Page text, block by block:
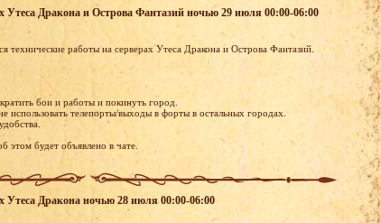
Утеса Дракона и Острова Фантазий ночью 29 июля 00:00-06:00
технические работы на серверах Утеса Дракона и Острова Фантазий.
бои и работы и покинуть город.
использовать телепорты/выходы в форты в остальных городах.
этом будет объявлено в чате.
Утеса Дракона ночью 28 июля 00:00-06:00